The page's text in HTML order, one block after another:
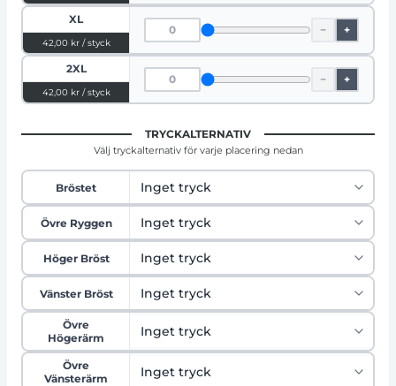
XL
42,00 kr / styck
− +
2XL
42,00 kr / styck
− +
TRYCKALTERNATIV
Välj tryckalternativ för varje placering nedan
Bröstet
Övre Ryggen
Höger Bröst
Vänster Bröst
Övre
Högerärm
Övre
Vänsterärm